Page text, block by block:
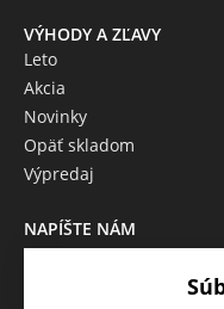
VÝHODY A ZĽAVY
Leto
Akcia
Novinky
Opäť skladom
Výpredaj
NAPÍŠTE NÁM
našich produktoch